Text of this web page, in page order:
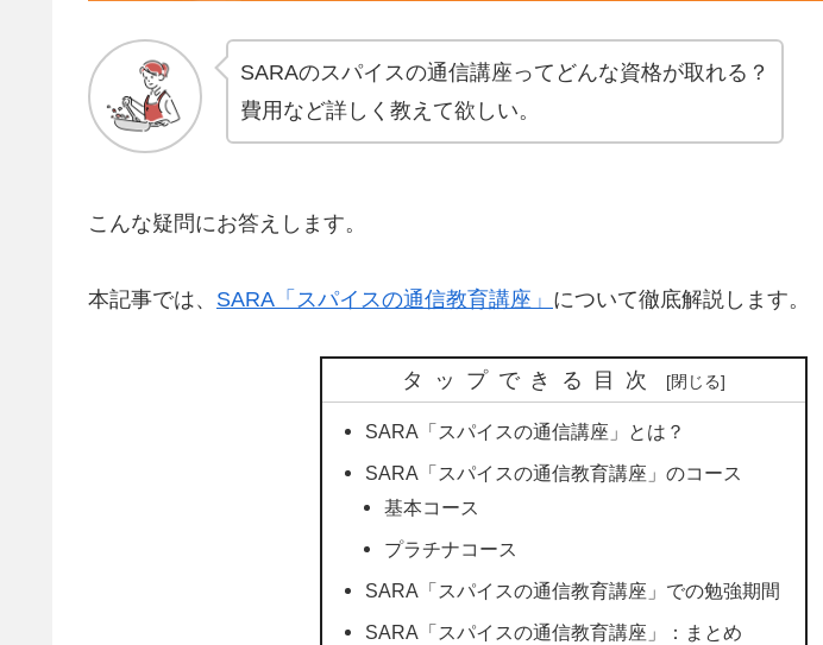
SARAのスパイスの通信講座ってどんな資格が取れる？
費用など詳しく教えて欲しい。
こんな疑問にお答えします。
本記事では、 SARA「スパイスの通信教育講座」 について徹底解説します。
タップできる目次
SARA「スパイスの通信講座」とは？
SARA「スパイスの通信教育講座」のコース
基本コース
プラチナコース
SARA「スパイスの通信教育講座」での勉強期間
SARA「スパイスの通信教育講座」：まとめ